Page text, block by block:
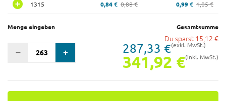
1315 0,84 € 0,88 € 0,99 € 1,05 €
Menge eingeben Gesamtsumme
Du sparst15,12 €
287,33 €(exkl. MwSt.)
341,92 €(inkl. MwSt.)